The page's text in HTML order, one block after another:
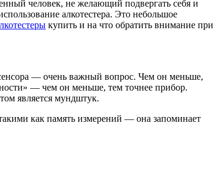
человек, не желающий подвергать себя и
алкотестера. Это небольшое
купить и на что обратить внимание при
— очень важный вопрос. Чем он меньше,
— чем он меньше, тем точнее прибор.
является мундштук.
как память измерений — она запоминает